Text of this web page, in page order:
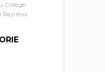
Collège,
Reyrieux